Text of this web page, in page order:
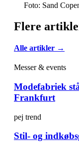
Foto: Sand
Flere
Alle artikler →
Messer & events
Modefabriek
Frankfurt
pej trend
Stil- og